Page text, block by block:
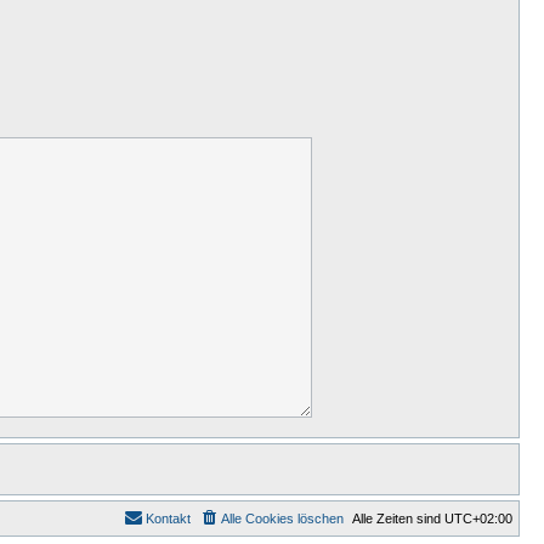
Alle Zeiten sind UTC+02:00
Alle Cookies löschen
Kontakt